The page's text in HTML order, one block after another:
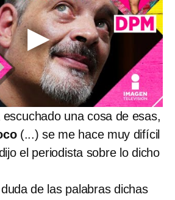
escuchado una cosa de esas,
(...) se me hace muy difícil
el periodista sobre lo dicho
de las palabras dichas